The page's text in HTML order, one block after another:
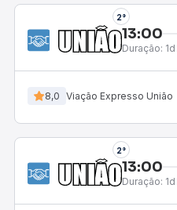
2°
13:00
Duração:
8,0 Viação Expresso União
2°
13:00
Duração: